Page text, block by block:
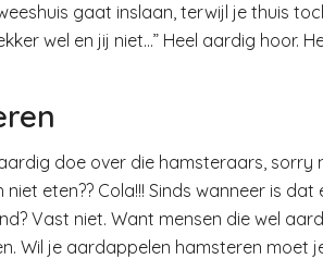
gaat inslaan, terwijl je thuis
wel en jij niet…” Heel aardig hoor.
doe over die hamsteraars, sorry
eten?? Cola!!! Sinds wanneer is
Vast niet. Want mensen die wel
Wil je aardappelen hamsteren moet